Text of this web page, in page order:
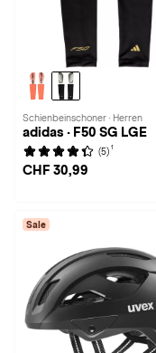
Schienbeinschoner · Herren
adidas · F50 SG LGE
(5) 1
CHF 30,99
Sale